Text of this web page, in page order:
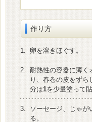
作り方
1. 卵を溶きほぐす。
2. 耐熱性の容器に薄く
り、春巻の皮をずら
分は1を少量塗って貼
3.
ソーセージ、じゃが
る。